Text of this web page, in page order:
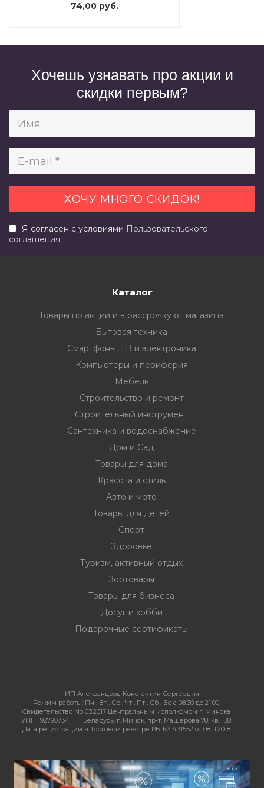
74,00 руб.
Хочешь узнавать про акции и
скидки первым?
Я согласен с условиями Пользовательского
соглашения
Каталог
Товары по акции и в рассрочку от магазина
Бытовая техника
Смартфоны, ТВ и электроника
Компьютеры и периферия
Мебель
Строительство и ремонт
Строительный инструмент
Сантехника и водоснабжение
Дом и Сад
Товары для дома
Красота и стиль
Авто и мото
Товары для детей
Спорт
Здоровье
Туризм, активный отдых
Зоотовары
Товары для бизнеса
Досуг и хобби
Подарочные сертификаты
ИП Александров Константин Сергеевич
Режим работы: Пн , Вт , Ср , Чт , Пт , Сб , Вс c 08:30 до 21:00
Свидетельство No 03.2017 Центральным исполкомом г. Минска
УНП 192790734
Беларусь. г. Минск, пр-т. Машерова 78, кв. 138
Дата регистрации в Торговом реестре РБ: № 431552 от 08.11.2018